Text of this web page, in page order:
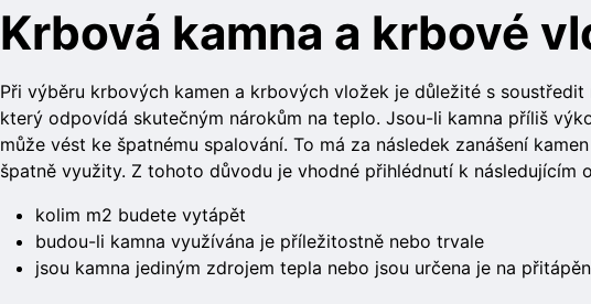
Krbová kamna a krbové
Při výběru krbových kamen a krbových vložek je důležité s
který odpovídá skutečným nárokům na teplo. Jsou-li kamna příliš
může vést ke špatnému spalování. To má za následek zanášení
špatně využity. Z tohoto důvodu je vhodné přihlédnutí k následujícím
kolim m2 budete vytápět
budou-li kamna využívána je příležitostně nebo trvale
jsou kamna jediným zdrojem tepla nebo jsou určena je na